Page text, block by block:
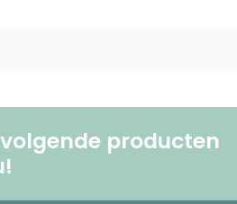
producten